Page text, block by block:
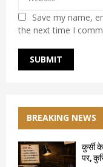
Save my name,
the next time I
BREAKING NEWS
कुर्सी
पर,